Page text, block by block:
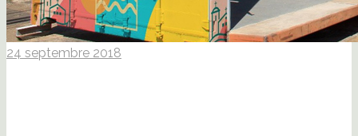
24 septembre 2018